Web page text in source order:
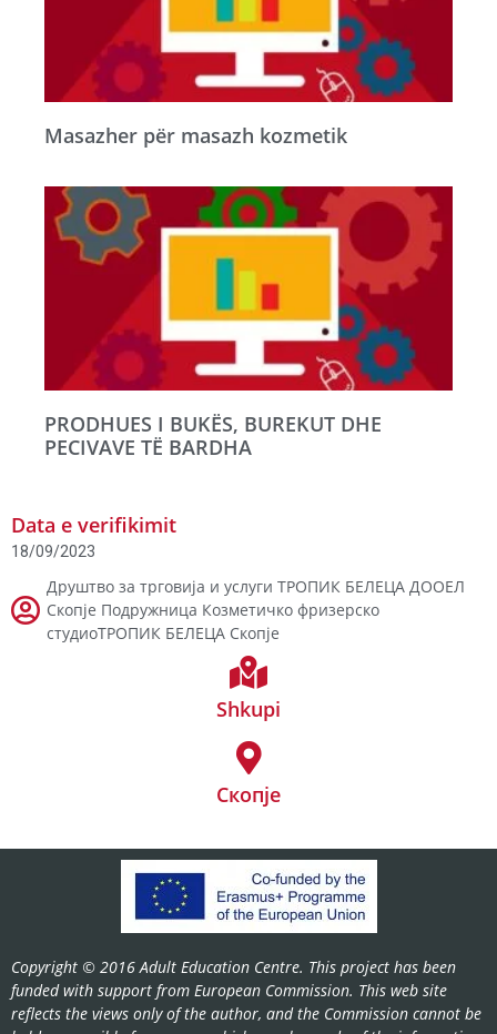
Masazher për masazh kozmetik
PRODHUES I BUKËS, BUREKUT DHE
PECIVAVE TË BARDHA
Data e verifikimit
18/09/2023
Друштво за трговија и услуги ТРОПИК БЕЛЕЦА ДООЕЛ
Скопје Подружница Козметичко фризерско
студиоТРОПИК БЕЛЕЦА Скопје
Shkupi
Скопје
Copyright © 2016 Adult Education Centre. This project has been
funded with support from European Commission. This web site
reflects the views only of the author, and the Commission cannot be